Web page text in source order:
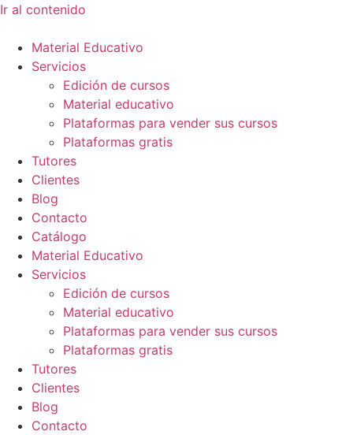
Ir al contenido
Material Educativo
Servicios
Edición de cursos
Material educativo
Plataformas para vender sus cursos
Plataformas gratis
Tutores
Clientes
Blog
Contacto
Catálogo
Material Educativo
Servicios
Edición de cursos
Material educativo
Plataformas para vender sus cursos
Plataformas gratis
Tutores
Clientes
Blog
Contacto